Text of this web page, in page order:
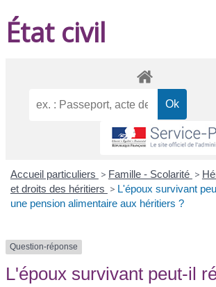
État civil
Accueil particuliers > Famille - Scolarité >
et droits des héritiers > L'époux survivant
une pension alimentaire aux héritiers ?
Question-réponse
L'époux survivant peut-il